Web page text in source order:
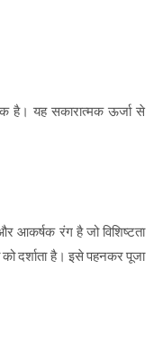
है। यह सकारात्मक ऊर्जा से
रंग है जो विशिष्टता
दर्शाता है। इसे पहनकर पूजा